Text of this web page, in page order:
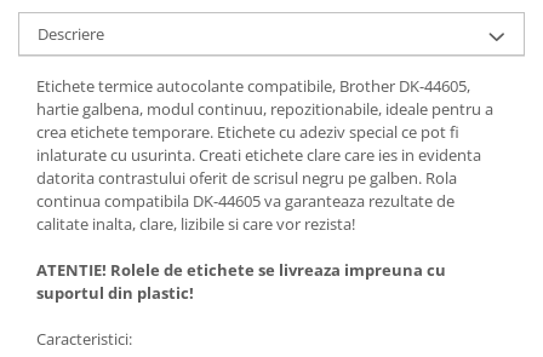
Descriere
Etichete termice autocolante compatibile, Brother DK-44605,
hartie galbena, modul continuu, repozitionabile, ideale pentru a
crea etichete temporare. Etichete cu adeziv special ce pot fi
inlaturate cu usurinta. Creati etichete clare care ies in evidenta
datorita contrastului oferit de scrisul negru pe galben. Rola
continua compatibila DK-44605 va garanteaza rezultate de
calitate inalta, clare, lizibile si care vor rezista!
ATENTIE! Rolele de etichete se livreaza impreuna cu
suportul din plastic!
Caracteristici: